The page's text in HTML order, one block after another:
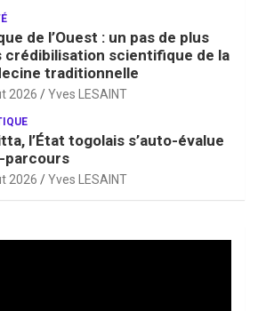
de l’Ouest : un pas de plus
crédibilisation scientifique de la
traditionnelle
2026 Yves LESAINT
l’État togolais s’auto-évalue
parcours
2026 Yves LESAINT